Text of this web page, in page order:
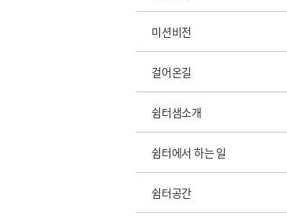
미션비전
걸어온길
쉼터샘소개
쉼터에서 하는 일
쉼터공간